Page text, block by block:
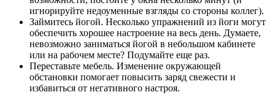
игнорируйте недоуменные взгляды со стороны коллег).
Займитесь йогой. Несколько упражнений из йоги могут
обеспечить хорошее настроение на весь день. Думаете,
невозможно заниматься йогой в небольшом кабинете
или на рабочем месте? Подумайте еще раз.
Переставьте мебель. Изменение окружающей
обстановки помогает повысить заряд свежести и
избавиться от негативного настроя.